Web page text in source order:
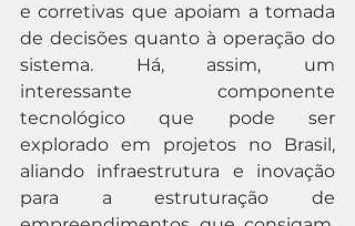
e corretivas que apoiam a tomada
de decisões quanto à operação do
sistema. Há, assim, um
interessante componente
tecnológico que pode ser
explorado em projetos no Brasil,
aliando infraestrutura e inovação
para a estruturação de